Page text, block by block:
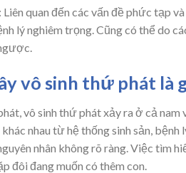
quan đến các vấn đề phức tạp
lý nghiêm trọng. Cũng có thể do
vô sinh thứ phát là
vô sinh thứ phát xảy ra ở cả
khác nhau từ hệ thống sinh sản,
nhân không rõ ràng. Việc tìm
đôi đang muốn có thêm con.